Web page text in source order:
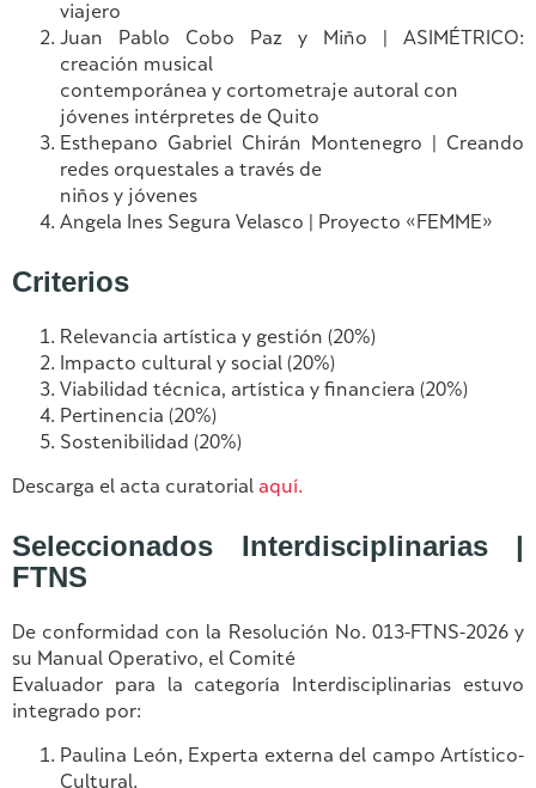
viajero
Juan Pablo Cobo Paz y Miño | ASIMÉTRICO:
creación musical
contemporánea y cortometraje autoral con
jóvenes intérpretes de Quito
Esthepano Gabriel Chirán Montenegro | Creando
redes orquestales a través de
niños y jóvenes
Angela Ines Segura Velasco | Proyecto «FEMME»
Criterios
Relevancia artística y gestión (20%)
Impacto cultural y social (20%)
Viabilidad técnica, artística y financiera (20%)
Pertinencia (20%)
Sostenibilidad (20%)
Descarga el acta curatorial aquí.
Seleccionados Interdisciplinarias |
FTNS
De conformidad con la Resolución No. 013-FTNS-2026 y
su Manual Operativo, el Comité
Evaluador para la categoría Interdisciplinarias estuvo
integrado por:
Paulina León, Experta externa del campo Artístico-
Cultural.